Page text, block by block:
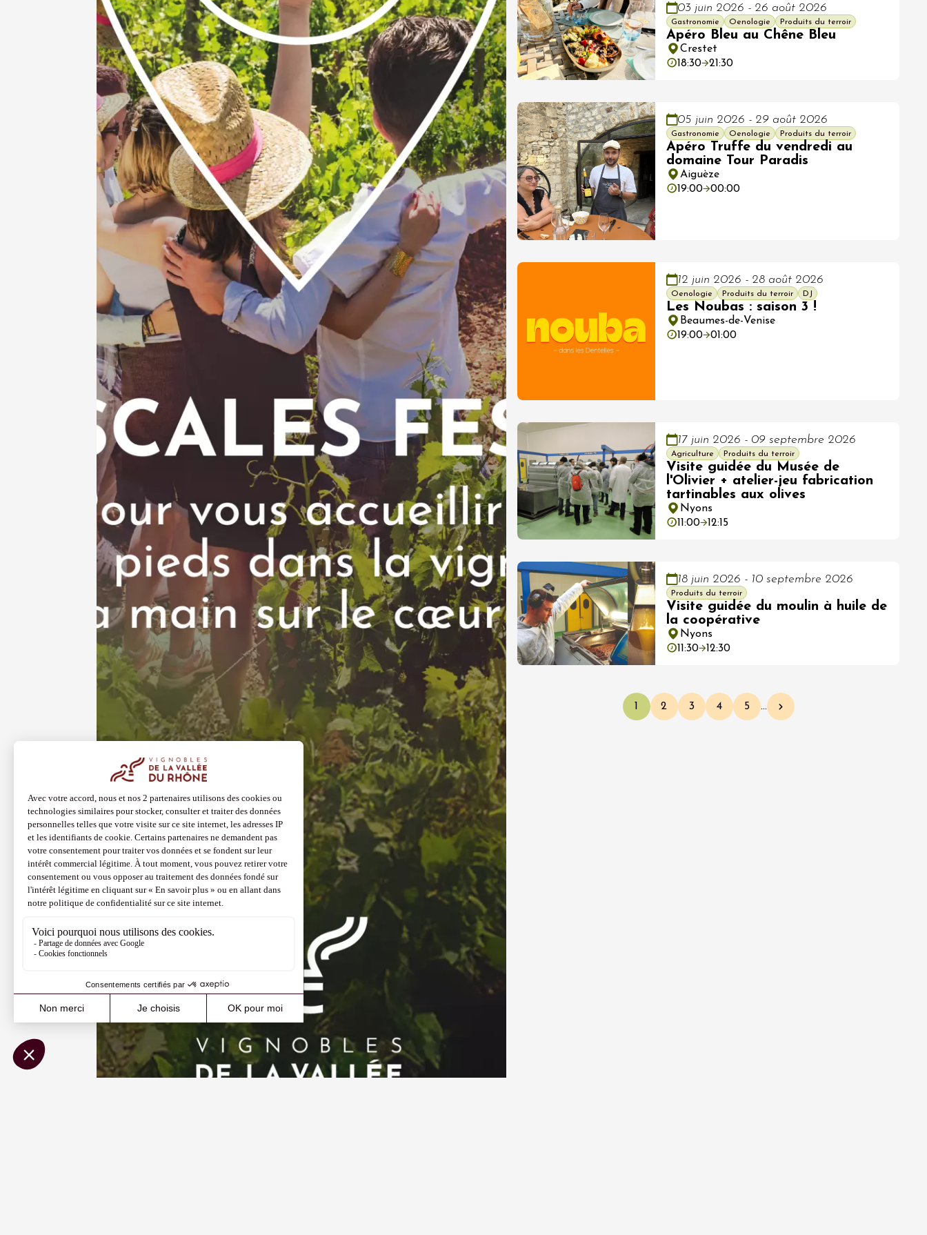
07 août 2026 Oenologie
Les nocturnes de la cave
des Bons Sachants
Pertuis
18:00
22:00
07 août 2026
Oenologie Produits du terroir
Soirée "Barbecue and
song" - Domaine Vendome
Larnage
19:30
23:30
Voir tout l'agenda
03 juin 2026 - 26 août 2026
Gastronomie Oenologie Produits du terroir
Apéro Bleu au Chêne Bleu
Crestet
18:30
21:30
05 juin 2026 - 29 août 2026
Gastronomie Oenologie Produits du terroir
Apéro Truffe du vendredi au
domaine Tour Paradis
Aiguèze
19:00
00:00
12 juin 2026 - 28 août 2026
Oenologie Produits du terroir DJ
Les Noubas : saison 3 !
Beaumes-de-Venise
19:00
01:00
17 juin 2026 - 09 septembre 2026
Agriculture Produits du terroir
Visite guidée du Musée de
l'Olivier + atelier-jeu fabrication
tartinables aux olives
Nyons
11:00
12:15
18 juin 2026 - 10 septembre 2026
Produits du terroir
Visite guidée du moulin à huile de
la coopérative
Nyons
11:30
12:30
Page courante
1 Page
2 Page
3 Page
4 Page
5 … Page suivante